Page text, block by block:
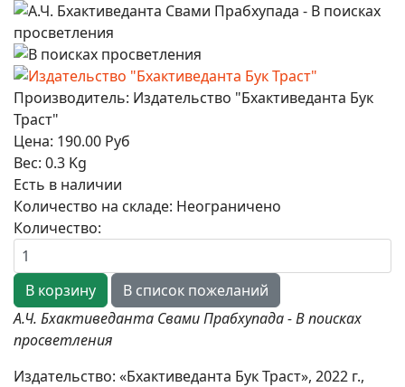
Производитель: Издательство "Бхактиведанта Бук
Траст"
Цена: 190.00 Руб
Вес: 0.3 Kg
Есть в наличии
Количество на складе: Неограничено
Количество:
А.Ч. Бхактиведанта Свами Прабхупада - В поисках
просветления
Издательство: «Бхактиведанта Бук Траст», 2022 г.,